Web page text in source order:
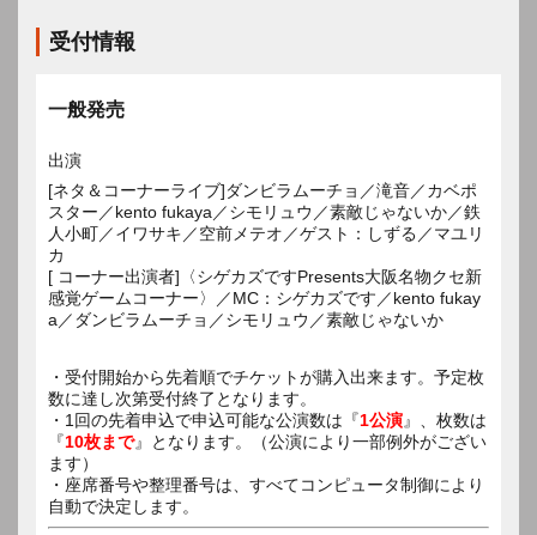
受付情報
一般発売
出演
[ネタ＆コーナーライブ]ダンビラムーチョ／滝音／カベポ
スター／kento fukaya／シモリュウ／素敵じゃないか／鉄
人小町／イワサキ／空前メテオ／ゲスト：しずる／マユリ
カ
[ コーナー出演者]〈シゲカズですPresents大阪名物クセ新
感覚ゲームコーナー〉／MC：シゲカズです／kento fukay
a／ダンビラムーチョ／シモリュウ／素敵じゃないか
・受付開始から先着順でチケットが購入出来ます。予定枚
数に達し次第受付終了となります。
・1回の先着申込で申込可能な公演数は『1公演』、枚数は
『10枚まで』となります。（公演により一部例外がござい
ます）
・座席番号や整理番号は、すべてコンピュータ制御により
自動で決定します。